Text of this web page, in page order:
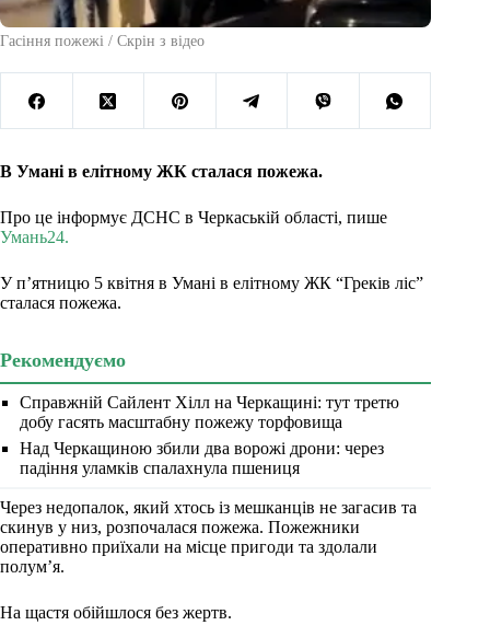
Гасіння пожежі / Скрін з відео
В Умані в елітному ЖК сталася пожежа.
Про це інформує ДСНС в Черкаській області, пише
Умань24.
У п’ятницю 5 квітня в Умані в елітному ЖК “Греків ліс”
сталася пожежа.
Рекомендуємо
Справжній Сайлент Хілл на Черкащині: тут третю
добу гасять масштабну пожежу торфовища
Над Черкащиною збили два ворожі дрони: через
падіння уламків спалахнула пшениця
Через недопалок, який хтось із мешканців не загасив та
скинув у низ, розпочалася пожежа. Пожежники
оперативно приїхали на місце пригоди та здолали
полум’я.
На щастя обійшлося без жертв.